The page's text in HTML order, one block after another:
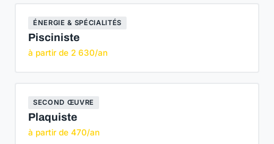
ÉNERGIE & SPÉCIALITÉS
Pisciniste
à partir de 2 630/an
SECOND ŒUVRE
Plaquiste
à partir de 470/an